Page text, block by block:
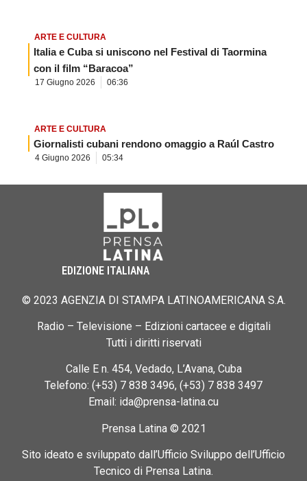
ARTE E CULTURA
Italia e Cuba si uniscono nel Festival di Taormina
con il film “Baracoa”
17 Giugno 2026 06:36
ARTE E CULTURA
Giornalisti cubani rendono omaggio a Raúl Castro
4 Giugno 2026 05:34
EDIZIONE ITALIANA
© 2023 AGENZIA DI STAMPA LATINOAMERICANA S.A.
Radio – Televisione – Edizioni cartacee e digitali
Tutti i diritti riservati
Calle E n. 454, Vedado, L’Avana, Cuba
Telefono: (+53) 7 838 3496, (+53) 7 838 3497
Email: ida@prensa-latina.cu
Prensa Latina © 2021
Sito ideato e sviluppato dall’Ufficio Sviluppo dell’Ufficio
Tecnico di Prensa Latina.